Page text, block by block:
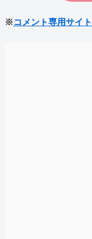
※コメント専用サイト